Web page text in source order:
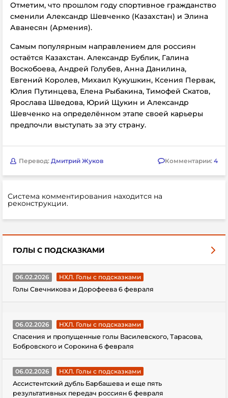
Отметим, что прошлом году спортивное гражданство
сменили Александр Шевченко (Казахстан) и Элина
Аванесян (Армения).
Самым популярным направлением для россиян
остаётся Казахстан. Александр Бублик, Галина
Воскобоева, Андрей Голубев, Анна Данилина,
Евгений Королев, Михаил Кукушкин, Ксения Первак,
Юлия Путинцева, Елена Рыбакина, Тимофей Скатов,
Ярослава Шведова, Юрий Щукин и Александр
Шевченко на определённом этапе своей карьеры
предпочли выступать за эту страну.
Перевод: Дмитрий Жуков Комментарии: 4
Система комментирования находится на
реконструкции.
ГОЛЫ С ПОДСКАЗКАМИ
06.02.2026
НХЛ. Голы с подсказками
Голы Свечникова и Дорофеева 6 февраля
06.02.2026
НХЛ. Голы с подсказками
Спасения и пропущенные голы Василевского, Тарасова,
Бобровского и Сорокина 6 февраля
06.02.2026
НХЛ. Голы с подсказками
Ассистентский дубль Барбашева и еще пять
результативных передач россиян 6 февраля